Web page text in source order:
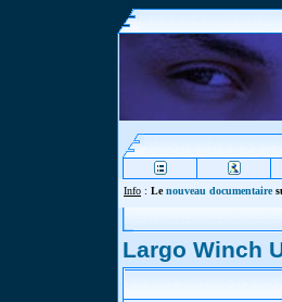
Info : Lenouveau documentaire
Largo Winch